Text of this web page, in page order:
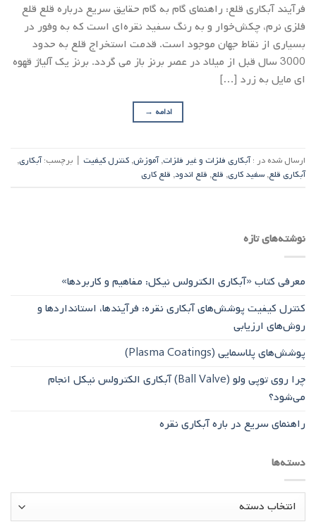
فرآیند آبکاری قلع: راهنمای گام به گام حقایق سریع درباره قلع قلع
فلزی نرم، چکش‌خوار و به رنگ سفید نقره‌ای است که به وفور در
بسیاری از نقاط جهان موجود است. قدمت استخراج قلع به حدود
3000 سال قبل از میلاد در عصر برنز باز می گردد. برنز یک آلیاژ قهوه
ای مایل به زرد […]
ادامه →
ارسال شده در :آبکاری فلزات و غیر فلزات,آموزش, کنترل کیفیت | برچسب:آبکاری,
آبکاری قلع, سفید کاری, قلع, قلع اندود, قلع کاری
نوشته‌های تازه
معرفی کتاب «آبکاری الکترولس نیکل: مفاهیم و کاربردها»
کنترل کیفیت پوشش‌های آبکاری نقره: فرآیندها، استانداردها و
روش‌های ارزیابی
پوشش‌های پلاسمایی (Plasma Coatings)
چرا روی توپی‌ ولو (Ball Valve) آبکاری الکترولس نیکل انجام
می‌شود؟
راهنمای سریع در باره آبکاری نقره
دسته‌ها
دسته‌ها